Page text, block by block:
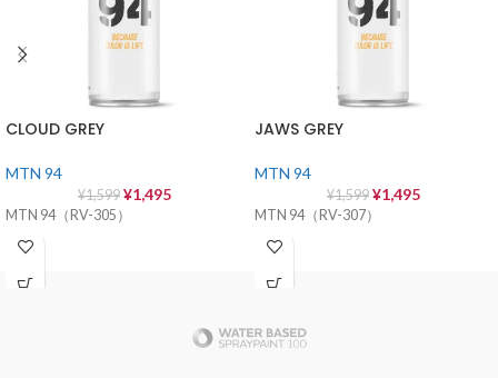
CLOUD GREY
MTN 94
¥1,599 ¥1,495
MTN 94（RV-305）
JAWS GREY
MTN 94
¥1,599 ¥1,495
MTN 94（RV-307）